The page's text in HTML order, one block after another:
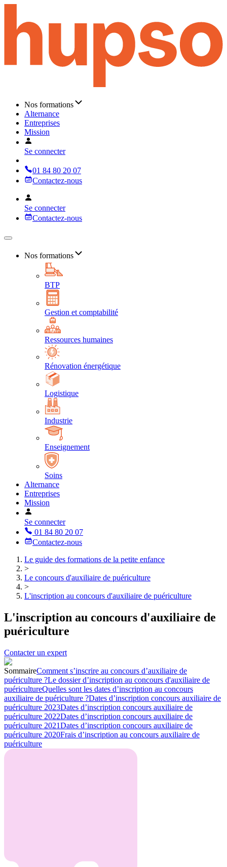
Nos formations
Alternance
Entreprises
Mission
Se connecter
01 84 80 20 07
Contactez-nous
Se connecter
Contactez-nous
Nos formations
BTP
Gestion et comptabilité
Ressources humaines
Rénovation énergétique
Logistique
Industrie
Enseignement
Soins
Alternance
Entreprises
Mission
Se connecter
01 84 80 20 07
Contactez-nous
Le guide des formations de la petite enfance
>
Le concours d'auxiliaire de puériculture
>
L'inscription au concours d'auxiliaire de puériculture
L'inscription au concours d'auxiliaire de
puériculture
Contacter un expert
SommaireComment s’inscrire au concours d’auxiliaire de
puériculture ?Le dossier d’inscription au concours d'auxiliaire de
puéricultureQuelles sont les dates d’inscription au concours
auxiliaire de puériculture ?Dates d’inscription concours auxiliaire de
puériculture 2023Dates d’inscription concours auxiliaire de
puériculture 2022Dates d’inscription concours auxiliaire de
puériculture 2021Dates d’inscription concours auxiliaire de
puériculture 2020Frais d’inscription au concours auxiliaire de
puériculture